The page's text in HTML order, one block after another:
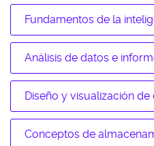
Fundamentos de la
Análisis de datos e
Diseño y visualización
Conceptos de